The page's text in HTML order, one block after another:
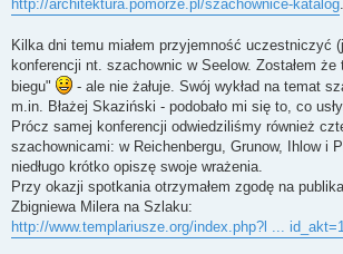
http://architektura.pomorze.pl/szachownice-katalog
Kilka dni temu miałem przyjemność uczestniczyć
konferencji nt. szachownic w Seelow. Zostałem że
biegu"
- ale nie żałuje. Swój wykład na temat
m.in. Błażej Skaziński - podobało mi się to, co
Prócz samej konferencji odwiedziliśmy również
szachownicami: w Reichenbergu, Grunow, Ihlow i
niedługo krótko opiszę swoje wrażenia.
Przy okazji spotkania otrzymałem zgodę na
Zbigniewa Milera na Szlaku:
http://www.templariusze.org/index.php?l ...